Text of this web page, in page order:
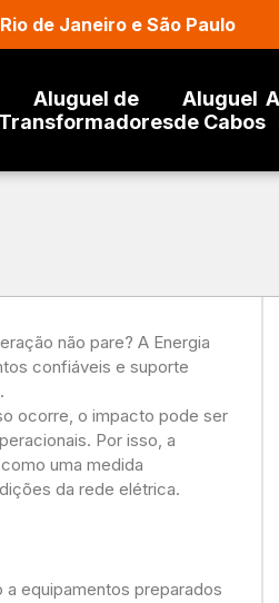
de Janeiro e São Paulo
Aluguel de
Transformadores
Aluguel
de Cabos
não pare? A Energia
confiáveis e suporte
ocorre, o impacto pode ser
Por isso, a
uma medida
da rede elétrica.
equipamentos preparados